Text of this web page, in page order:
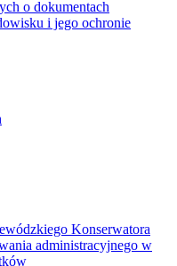
o dokumentach
i jego ochronie
Konserwatora
administracyjnego w